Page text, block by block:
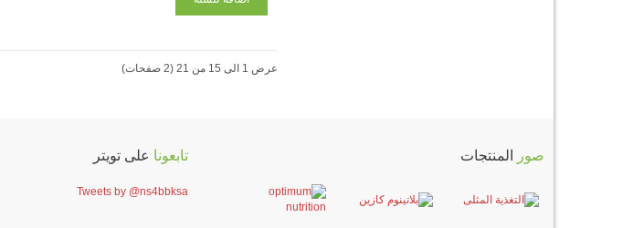
عرض 1 الى 15 من 21 (2 صفحات)
صور المنتجات تابعونا على تويتر
Tweets by @ns4bbksa